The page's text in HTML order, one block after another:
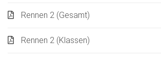
Rennen 2 (Gesamt)
Rennen 2 (Klassen)